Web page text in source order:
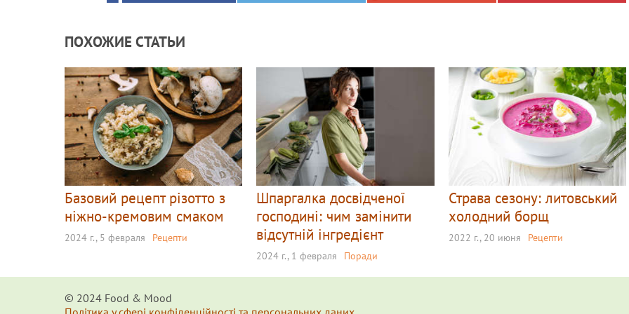
ПОХОЖИЕ СТАТЬИ
Базовий рецепт різотто з
ніжно-кремовим смаком
2024 г., 5 февраля Рецепти
Шпаргалка досвідченої
господині: чим замінити
відсутній інгредієнт
2024 г., 1 февраля Поради
Страва сезону: литовський
холодний борщ
2022 г., 20 июня Рецепти
© 2024 Food & Мood